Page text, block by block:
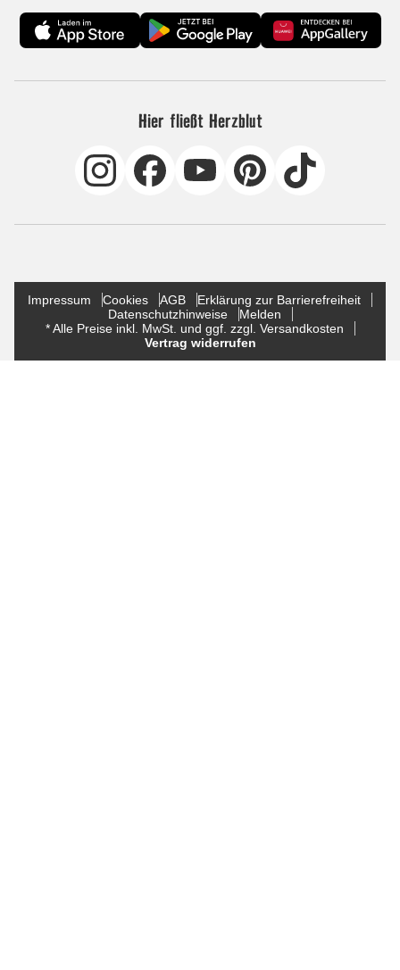
Hier fließt Herzblut
Impressum Cookies AGB
Erklärung zur Barrierefreiheit
Datenschutzhinweise
Melden
* Alle Preise inkl. MwSt. und ggf. zzgl. Versandkosten
Vertrag widerrufen